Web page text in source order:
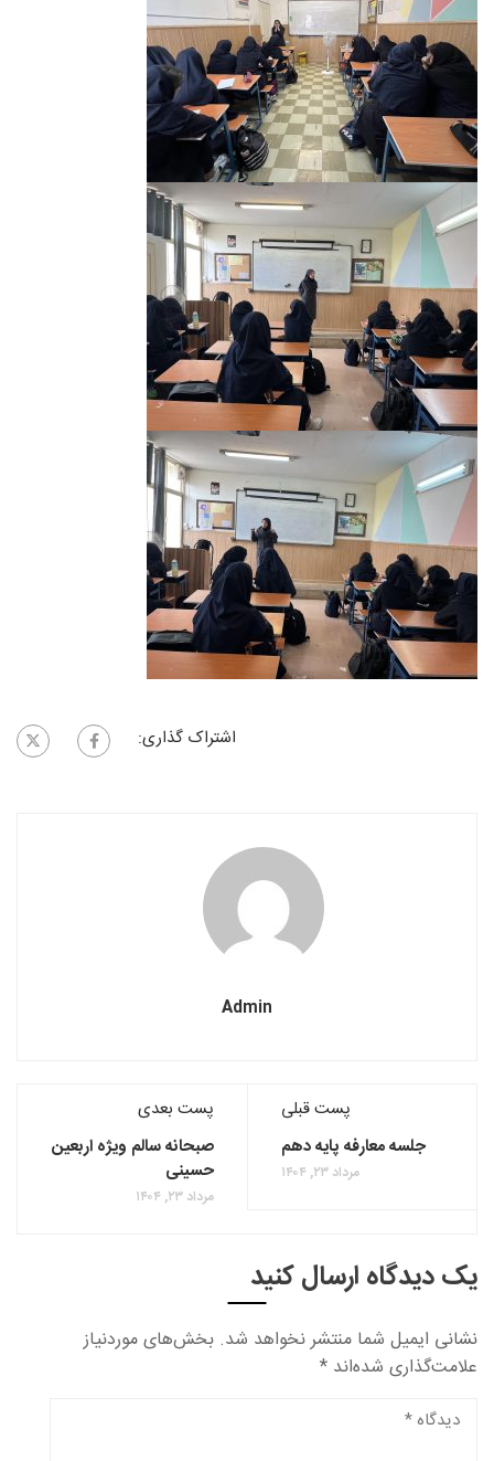
اشتراک گذاری:
Admin
پست قبلی
جلسه معارفه پایه دهم
مرداد ۲۳, ۱۴۰۴
پست بعدی
صبحانه سالم ویژه اربعین
حسینی
مرداد ۲۳, ۱۴۰۴
یک دیدگاه ارسال کنید
نشانی ایمیل شما منتشر نخواهد شد. بخش‌های موردنیاز
علامت‌گذاری شده‌اند *